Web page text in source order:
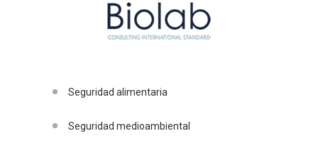
Seguridad alimentaria
Seguridad medioambiental